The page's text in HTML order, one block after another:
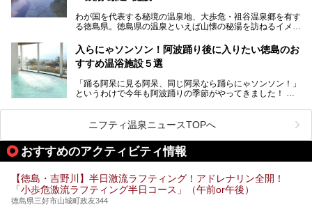
わが国を代表する秘境の温泉地、大歩危・祖谷温泉郷を有す
る徳島県。徳島県の温泉といえば山懐の秘湯を訪ねるイメー
あふれるスパやボートレースを見ながら入浴できる珍しい温
浴施設などもあり、いろいろなお湯を楽しむことができま
す。
今回は、そんな徳島県にある温浴施設のなかから、筆者が
「一度訪ねてみたい」と気になっている魅力的な施設を5件
※2021/05/26時点の情報です。
入らにゃソンソン！阿波踊り後に入りたい徳島のお
すすめ温浴施設５選
「踊る阿呆に見る阿呆、同じ阿呆なら踊らにゃソンソン！」
というわけで今年も阿波踊りの季節がやってきました！
400年の歴史がある阿波踊りは、毎年8月12日から15日まで
の4日間、徳島県徳島市で開催されます。徳島市の中心街に
有料と無料の演舞場が設けられ、夜な夜な陽気なお囃子と踊
りが繰り広げられます。
せっかく見に行ったのなら「にわか連」に参加して踊りまし
で輪に入って踊れるんです。
ひとしきり踊った後は、徳島のお風呂で一休みはいかがでし
ニフティ温泉ニュースTOPへ
おすすめのアクティビティ情報
【徳島・吉野川】半日激流ラフティング！アドレナリン全開！
「小歩危激流ラフティング半日コース」（午前or午後）
徳島県三好市山城町政友344